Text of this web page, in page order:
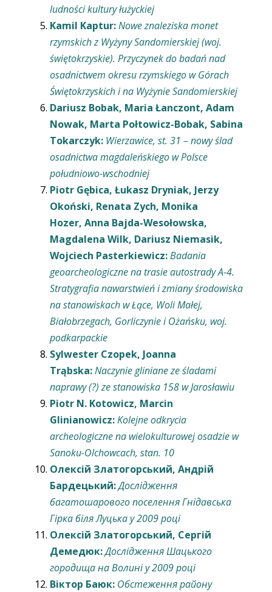
ludności kultury łużyckiej
Kamil Kaptur:Nowe znaleziska monet
rzymskich z Wyżyny Sandomierskiej (woj.
świętokrzyskie). Przyczynek do badań nad
osadnictwem okresu rzymskiego w Górach
Świętokrzyskich i na Wyżynie Sandomierskiej
Dariusz Bobak, Maria Łanczont, Adam
Nowak, Marta Połtowicz-Bobak, Sabina
Tokarczyk: Wierzawice, st. 31 – nowy ślad
osadnictwa magdaleńskiego w Polsce
południowo-wschodniej
Piotr Gębica, Łukasz Dryniak, Jerzy
Okoński, Renata Zych, Monika
Hozer, Anna Bajda-Wesołowska,
Magdalena Wilk, Dariusz Niemasik,
Wojciech Pasterkiewicz:Badania
geoarcheologiczne na trasie autostrady A-4.
Stratygrafia nawarstwień i zmiany środowiska
na stanowiskach w Łące, Woli Małej,
Białobrzegach, Gorliczynie i Ożańsku, woj.
podkarpackie
Sylwester Czopek, Joanna
Trąbska:Naczynie gliniane ze śladami
naprawy (?) ze stanowiska 158 w Jarosławiu
Piotr N. Kotowicz, Marcin
Glinianowicz:Kolejne odkrycia
archeologiczne na wielokulturowej osadzie w
Sanoku-Olchowcach, stan. 10
Олексій Златогорський, Андрій
Бардецький:Дослідження
багатошарового поселення Гнідавська
Гірка біля Луцька у 2009 році
Олексій Златогорський, Сергій
Демедюк:Дослідження Шацького
городища на Волині у 2009 році
Віктор Баюк: Обстеження району